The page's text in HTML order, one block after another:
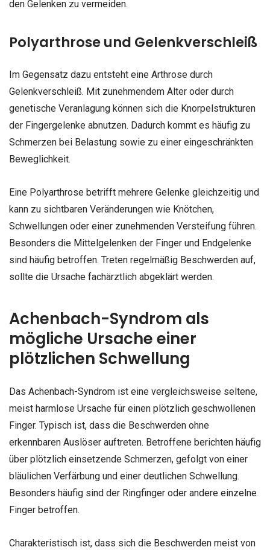
den Gelenken zu vermeiden.
Polyarthrose und Gelenkverschleiß
Im Gegensatz dazu entsteht eine Arthrose durch
Gelenkverschleiß. Mit zunehmendem Alter oder durch
genetische Veranlagung können sich die Knorpelstrukturen
der Fingergelenke abnutzen. Dadurch kommt es häufig zu
Schmerzen bei Belastung sowie zu einer eingeschränkten
Beweglichkeit.
Eine Polyarthrose betrifft mehrere Gelenke gleichzeitig und
kann zu sichtbaren Veränderungen wie Knötchen,
Schwellungen oder einer zunehmenden Versteifung führen.
Besonders die Mittelgelenken der Finger und Endgelenke
sind häufig betroffen. Treten regelmäßig Beschwerden auf,
sollte die Ursache fachärztlich abgeklärt werden.
Achenbach-Syndrom als
mögliche Ursache einer
plötzlichen Schwellung
Das Achenbach-Syndrom ist eine vergleichsweise seltene,
meist harmlose Ursache für einen plötzlich geschwollenen
Finger. Typisch ist, dass die Beschwerden ohne
erkennbaren Auslöser auftreten. Betroffene berichten häufig
über plötzlich einsetzende Schmerzen, gefolgt von einer
bläulichen Verfärbung und einer deutlichen Schwellung.
Besonders häufig sind der Ringfinger oder andere einzelne
Finger betroffen.
Charakteristisch ist, dass sich die Beschwerden meist von